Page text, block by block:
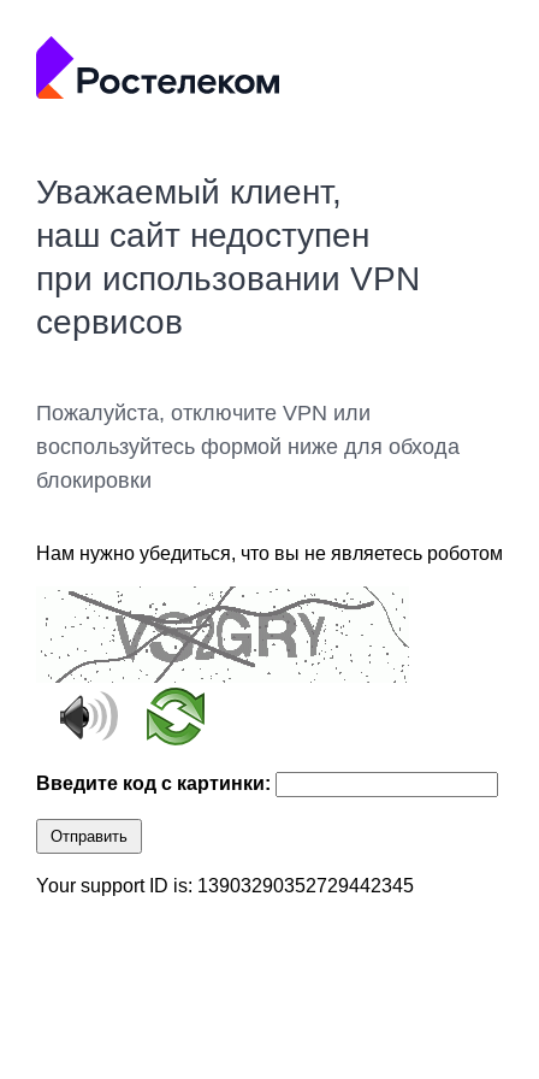
Уважаемый клиент,
наш сайт недоступен
при использовании VPN
сервисов
Пожалуйста, отключите VPN или
воспользуйтесь формой ниже для обхода
блокировки
Нам нужно убедиться, что вы не являетесь роботом
Введите код с картинки:
Отправить
Your support ID is: 13903290352729442345